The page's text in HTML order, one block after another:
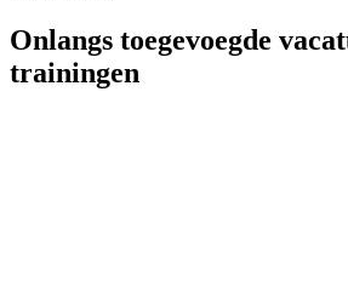
Onlangs toegevoegde
trainingen